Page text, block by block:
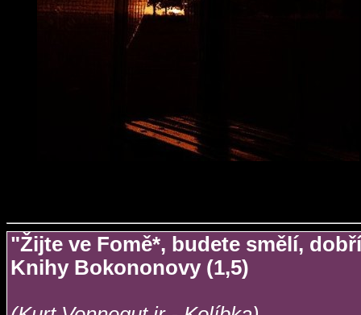
"Žijte ve Fomě*, budete smělí,
Knihy Bokononovy (1,5)